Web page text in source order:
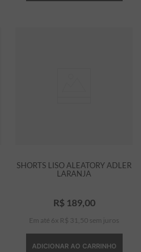
SHORTS LISO ALEATORY ADLER
LARANJA
R$ 189, 00
Em até 6 x R$ 31 50 sem juros
ADICIONAR AO CARRINHO